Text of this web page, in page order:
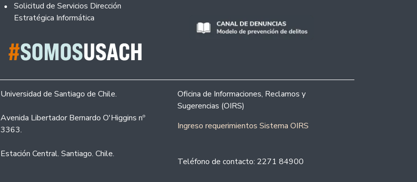
Solicitud de Servicios Dirección
Estratégica Informática
Universidad de Santiago de Chile.
Avenida Libertador Bernardo O'Higgins nº
3363.
Estación Central. Santiago. Chile.
Oficina de Informaciones, Reclamos y
Sugerencias (OIRS)
Ingreso requerimientos Sistema OIRS
Teléfono de contacto: 2271 84900